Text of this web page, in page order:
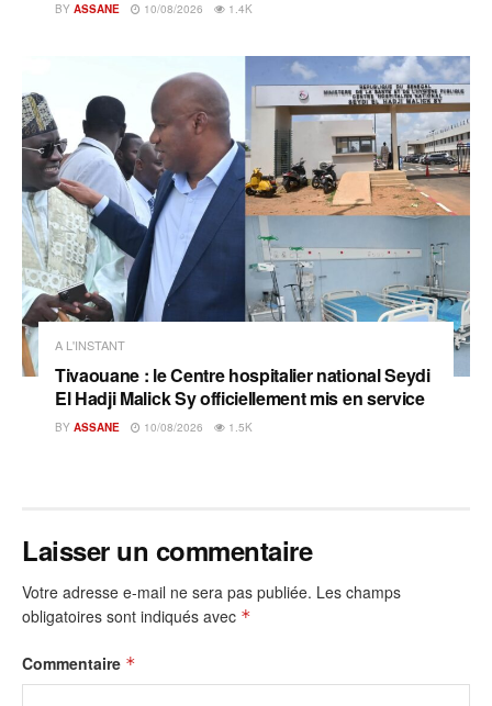
BY ASSANE 10/08/2026 1.4K
A L'INSTANT
Tivaouane : le Centre hospitalier national Seydi
El Hadji Malick Sy officiellement mis en service
BY ASSANE 10/08/2026 1.5K
Laisser un commentaire
Votre adresse e-mail ne sera pas publiée. Les champs
obligatoires sont indiqués avec *
Commentaire *